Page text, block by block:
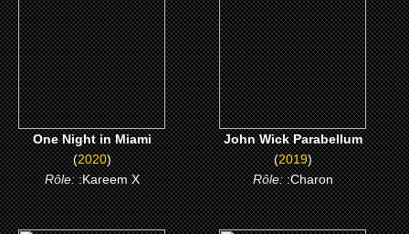
CLICK ME
One Night in Miami
(2020)
Rôle::Kareem X
CLICK ME
John Wick Parabellum
(2019)
Rôle::Charon